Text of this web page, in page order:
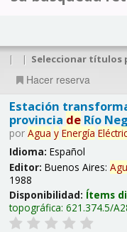
| | Seleccionar títulos
Hacer reserva
Estación
provincia deRío
por Agua y Energía
Idioma: Español
Editor: Buenos Aires:
1988
Disponibilidad: Ítems
topográfica: 621.374.5/